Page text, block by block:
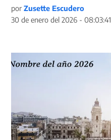
por Zusette Escudero
30 de enero del 2026 - 08:03:41